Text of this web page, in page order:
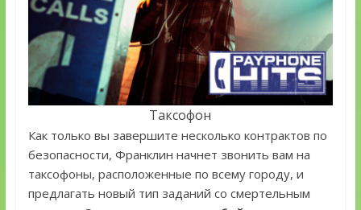
Таксофон
Как только вы завершите несколько контрактов по
безопасности, Франклин начнет звонить вам на
таксофоны, расположенные по всему городу, и
предлагать новый тип заданий со смертельным